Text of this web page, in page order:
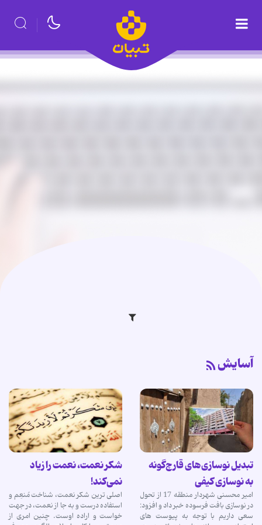
آسایش
تبدیل نوسازی‌های قارچ‌گونه
به نوسازی کیفی
امیر محسنی شهردار منطقه 17 از تحول
در نوسازی بافت فرسوده خبر داد و افزود:
سعی داریم با توجه به پیوست های
شکر نعمت، نعمت را زیاد
نمی‌کند!
اصلی‌ ترین شکر نعمت، شناخت مُنعِم و
استفاده درست و به جا از نعمت، در جهت
خواست و اراده اوست. چنین امری از